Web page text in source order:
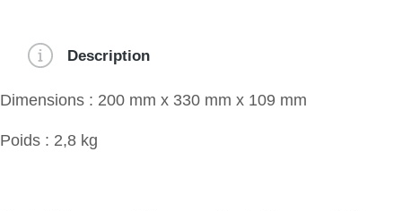
Description
Dimensions : 200 mm x 330 mm x 109 mm
Poids : 2,8 kg